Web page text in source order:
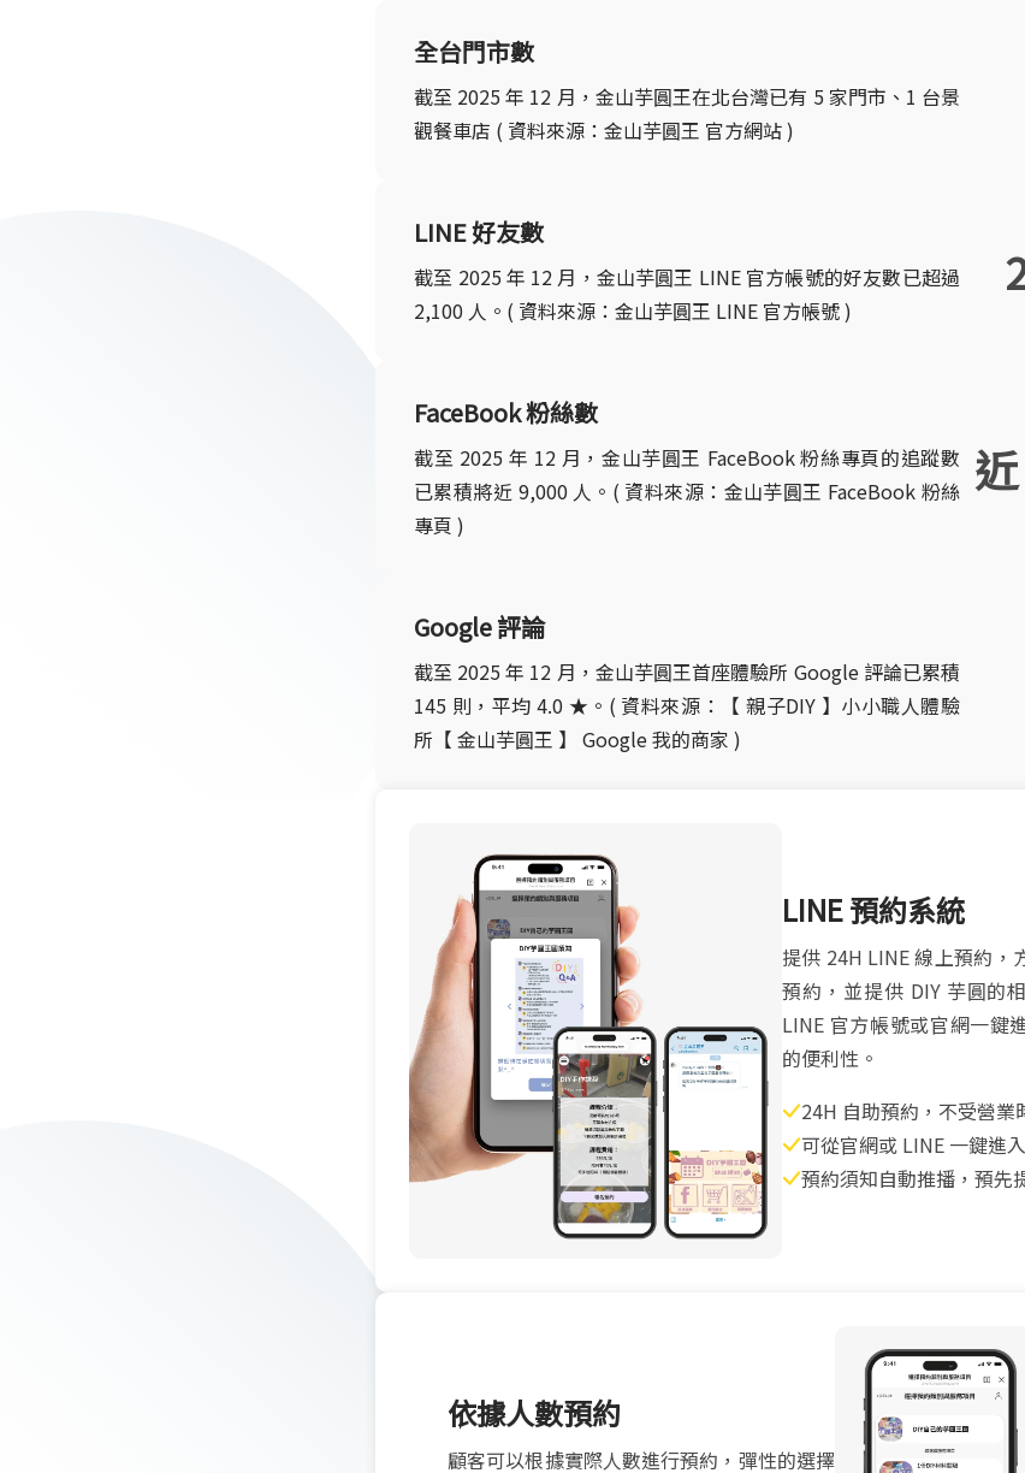
全台門市數
截至 2025 年 12 月，金山芋圓王在北台灣已有 5 家門市、1 台景
觀餐車店 ( 資料來源：金山芋圓王 官方網站 )
LINE 好友數
截至 2025 年 12 月，金山芋圓王 LINE 官方帳號的好友數已超過
2,100 人。( 資料來源：金山芋圓王 LINE 官方帳號 )
FaceBook 粉絲數
截至 2025 年 12 月，金山芋圓王 FaceBook 粉絲專頁的追蹤數
已累積將近 9,000 人。( 資料來源：金山芋圓王 FaceBook 粉絲
專頁 )
Google 評論
截至 2025 年 12 月，金山芋圓王首座體驗所 Google 評論已累積
145 則，平均 4.0 ★。( 資料來源：【 親子DIY 】小小職人體驗
所【 金山芋圓王 】 Google 我的商家 )
LINE 預約系統
提供 24H LINE 線上預約，
預約，並提供 DIY 芋圓的
LINE 官方帳號或官網一鍵
的便利性。
24H 自助預約，不受營業
可從官網或 LINE 一鍵進
預約須知自動推播，預先
依據人數預約
顧客可以根據實際人數進行預約，彈性的選擇